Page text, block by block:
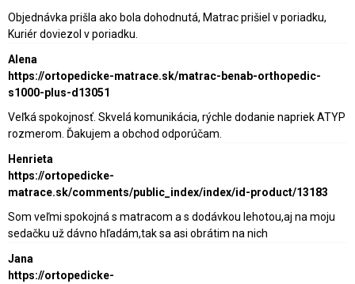
Objednávka prišla ako bola dohodnutá, Matrac prišiel v poriadku,
Kuriér doviezol v poriadku.
Alena
https://ortopedicke-matrace.sk/matrac-benab-orthopedic-
s1000-plus-d13051
Veľká spokojnosť. Skvelá komunikácia, rýchle dodanie napriek ATYP
rozmerom. Ďakujem a obchod odporúčam.
Henrieta
https://ortopedicke-
matrace.sk/comments/public_index/index/id-product/13183
Som veľmi spokojná s matracom a s dodávkou lehotou,aj na moju
sedačku už dávno hľadám,tak sa asi obrátim na nich
Jana
https://ortopedicke-